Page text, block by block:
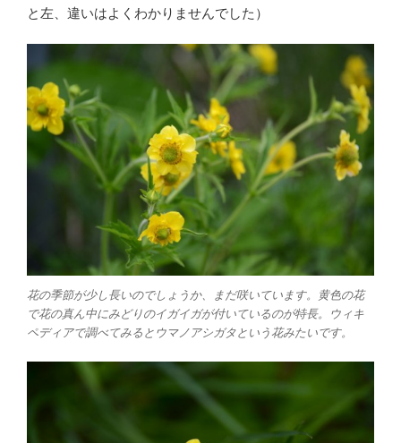
と左、違いはよくわかりませんでした）
花の季節が少し長いのでしょうか、まだ咲いています。黄色の花
で花の真ん中にみどりのイガイガが付いているのが特長。ウィキ
ペディアで調べてみるとウマノアシガタという花みたいです。